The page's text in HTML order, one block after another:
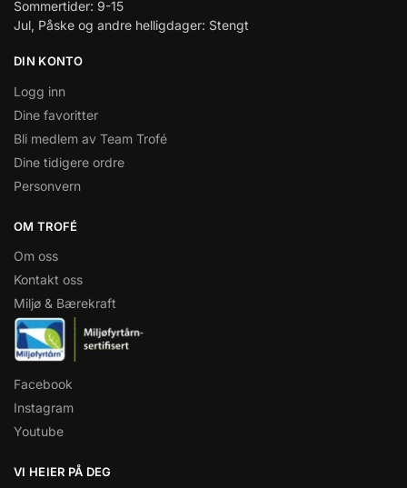
Sommertider: 9-15
Jul, Påske og andre helligdager: Stengt
DIN KONTO
Logg inn
Dine favoritter
Bli medlem av Team Trofé
Dine tidigere ordre
Personvern
OM TROFÉ
Om oss
Kontakt oss
Miljø & Bærekraft
Facebook
Instagram
Youtube
VI HEIER PÅ DEG